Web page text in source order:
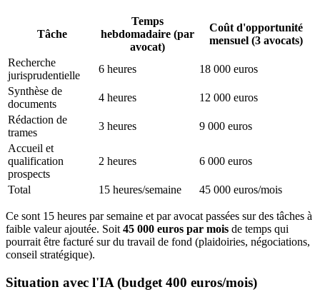
Tâche
Temps
hebdomadaire (par
avocat)
Coût d'opportunité
mensuel (3 avocats)
Recherche
jurisprudentielle
6 heures
18 000 euros
Synthèse de
documents
4 heures
12 000 euros
Rédaction de
trames
3 heures
9 000 euros
Accueil et
qualification
prospects
2 heures 6 000 euros
Total 15 heures/semaine 45 000 euros/mois
Ce sont 15 heures par semaine et par avocat passées sur des tâches à
faible valeur ajoutée. Soit 45 000 euros par mois de temps qui
pourrait être facturé sur du travail de fond (plaidoiries, négociations,
conseil stratégique).
Situation avec l'IA (budget 400 euros/mois)